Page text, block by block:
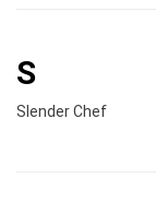
S
Slender Chef